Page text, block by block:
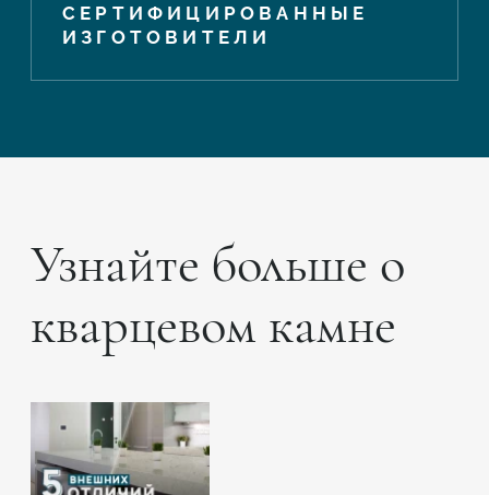
СЕРТИФИЦИРОВАННЫЕ
ИЗГОТОВИТЕЛИ
Узнайте больше о
кварцевом камне